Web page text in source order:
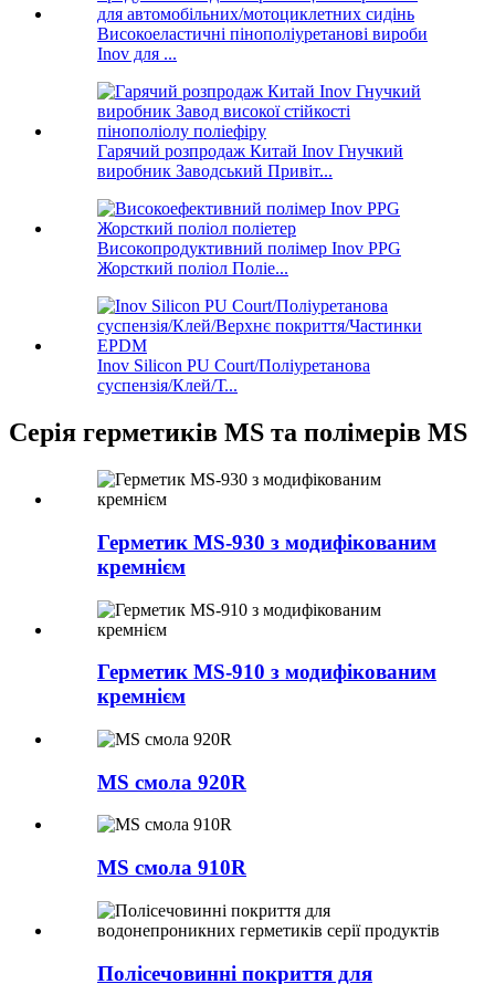
Високоеластичні пінополіуретанові вироби
Inov для ...
Гарячий розпродаж Китай Inov Гнучкий
виробник Заводський Привіт...
Високопродуктивний полімер Inov PPG
Жорсткий поліол Поліе...
Inov Silicon PU Court/Поліуретанова
суспензія/Клей/Т...
Серія герметиків MS та полімерів MS
Герметик MS-930 з модифікованим
кремнієм
Герметик MS-910 з модифікованим
кремнієм
MS смола 920R
MS смола 910R
Полісечовинні покриття для